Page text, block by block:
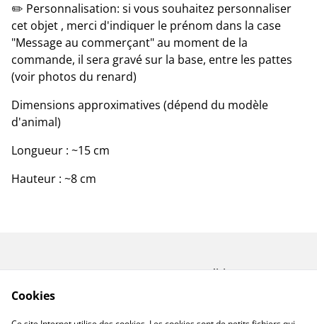
✏️ Personnalisation: si vous souhaitez personnaliser
cet objet , merci d'indiquer le prénom dans la case
"Message au commerçant" au moment de la
commande, il sera gravé sur la base, entre les pattes
(voir photos du renard)
Dimensions approximatives (dépend du modèle
d'animal)
Longueur : ~15 cm
Hauteur : ~8 cm
Contactez-nous Conditions
A propos de Miforge
Cookies